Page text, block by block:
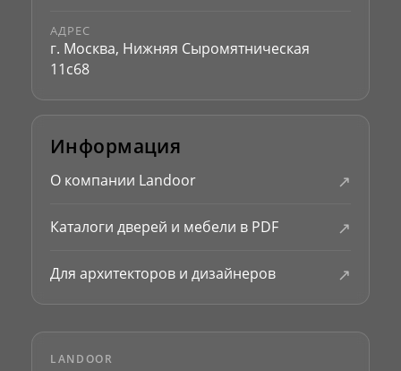
АДРЕС
г. Москва, Нижняя Сыромятническая
11с68
Информация
О компании Landoor ↗
Каталоги дверей и мебели в PDF ↗
Для архитекторов и дизайнеров ↗
LANDOOR